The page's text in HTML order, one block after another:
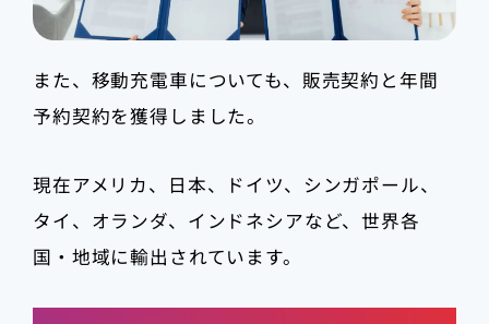
また、移動充電車についても、販売契約と年間
予約契約を獲得しました。
現在アメリカ、日本、ドイツ、シンガポール、
タイ、オランダ、インドネシアなど、世界各
国・地域に輸出されています。